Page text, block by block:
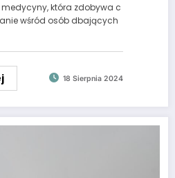
która zdobywa c
wśród osób dbających
18 Sierpnia 2024